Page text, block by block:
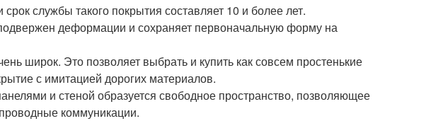
службы такого покрытия составляет 10 и более лет.
деформации и сохраняет первоначальную форму на
широк. Это позволяет выбрать и купить как совсем простенькие
с имитацией дорогих материалов.
и стеной образуется свободное пространство, позволяющее
коммуникации.